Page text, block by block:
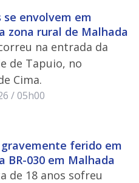
se envolvem em
zona rural de Malhada
na entrada da
de Tapuio, no
Cima.
/ 05h00
gravemente ferido em
BR-030 em Malhada
de 18 anos sofreu